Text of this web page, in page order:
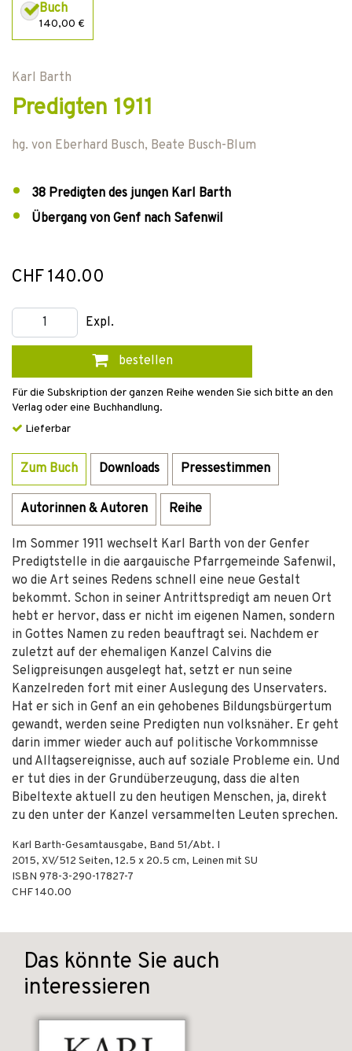
Buch
140,00 €
Karl Barth
Predigten 1911
hg. von Eberhard Busch, Beate Busch-Blum
38 Predigten des jungen Karl Barth
Übergang von Genf nach Safenwil
CHF 140.00
Expl.
bestellen
Für die Subskription der ganzen Reihe wenden Sie sich bitte an den
Verlag oder eine Buchhandlung.
Lieferbar
Zum Buch Downloads Pressestimmen
Autorinnen & Autoren Reihe
Im Sommer 1911 wechselt Karl Barth von der Genfer
Predigtstelle in die aargauische Pfarrgemeinde Safenwil,
wo die Art seines Redens schnell eine neue Gestalt
bekommt. Schon in seiner Antrittspredigt am neuen Ort
hebt er hervor, dass er nicht im eigenen Namen, sondern
in Gottes Namen zu reden beauftragt sei. Nachdem er
zuletzt auf der ehemaligen Kanzel Calvins die
Seligpreisungen ausgelegt hat, setzt er nun seine
Kanzelreden fort mit einer Auslegung des Unservaters.
Hat er sich in Genf an ein gehobenes Bildungsbürgertum
gewandt, werden seine Predigten nun volksnäher. Er geht
darin immer wieder auch auf politische Vorkommnisse
und Alltagsereignisse, auch auf soziale Probleme ein. Und
er tut dies in der Grundüberzeugung, dass die alten
Bibeltexte aktuell zu den heutigen Menschen, ja, direkt
zu den unter der Kanzel versammelten Leuten sprechen.
Karl Barth-Gesamtausgabe, Band 51/Abt. I
2015, XV/512 Seiten, 12.5 x 20.5 cm, Leinen mit SU
ISBN 978-3-290-17827-7
CHF 140.00
Das könnte Sie auch
interessieren